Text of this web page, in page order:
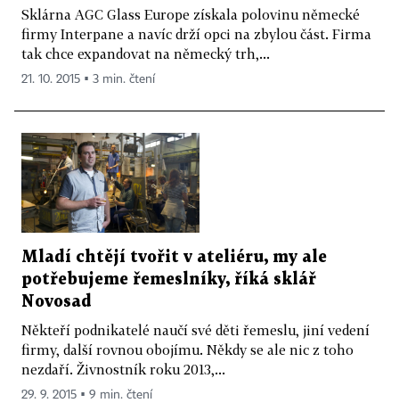
Sklárna AGC Glass Europe získala polovinu německé
firmy Interpane a navíc drží opci na zbylou část. Firma
tak chce expandovat na německý trh,...
21. 10. 2015 ▪ 3 min. čtení
Mladí chtějí tvořit v ateliéru, my ale
potřebujeme řemeslníky, říká sklář
Novosad
Někteří podnikatelé naučí své děti řemeslu, jiní vedení
firmy, další rovnou obojímu. Někdy se ale nic z toho
nezdaří. Živnostník roku 2013,...
29. 9. 2015 ▪ 9 min. čtení